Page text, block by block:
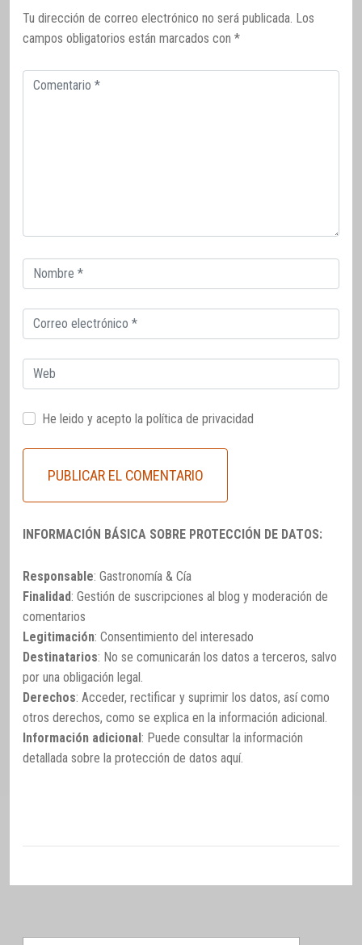
Tu dirección de correo electrónico no será publicada. Los
campos obligatorios están marcados con *
Comentario
Correo
electrónico
Correo
electrónico
Web
He leido y acepto la política de privacidad
INFORMACIÓN BÁSICA SOBRE PROTECCIÓN DE DATOS:
Responsable: Gastronomía & Cía
Finalidad: Gestión de suscripciones al blog y moderación de
comentarios
Legitimación: Consentimiento del interesado
Destinatarios: No se comunicarán los datos a terceros, salvo
por una obligación legal.
Derechos: Acceder, rectificar y suprimir los datos, así como
otros derechos, como se explica en la información adicional.
Información adicional: Puede consultar la información
detallada sobre la protección de datos aquí.